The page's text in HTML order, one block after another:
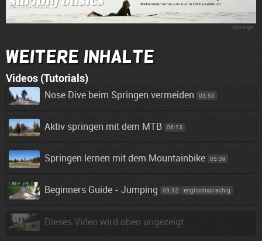
Anzeige
Weitere Inhalte
Videos (Tutorials)
Nose Dive beim Springen vermeiden 03:50
Aktiv springen mit dem MTB 06:13
Springen lernen mit dem Mountainbike 05:39
Beginners Guide - Jumping 09:32 englischsprachig
Dieses Video wird oben angezeigt